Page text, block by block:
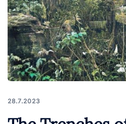
28.7.2023